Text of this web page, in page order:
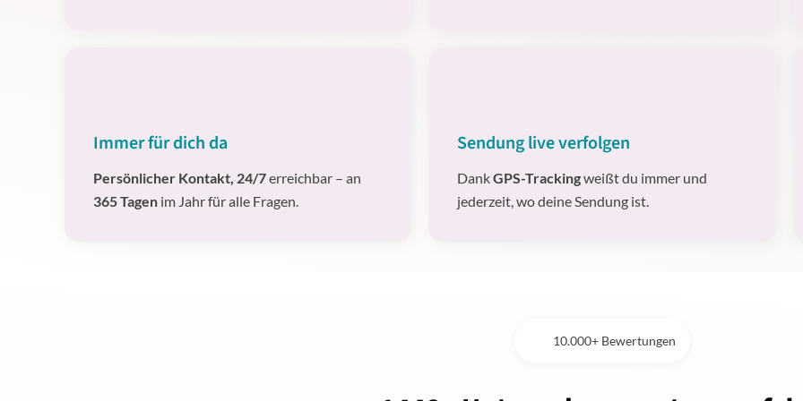
Immer für dich da
Persönlicher Kontakt, 24/7erreichbar – an
365 Tagenim Jahr für alle Fragen.
Sendung live verfolgen
DankGPS-Trackingweißt du immer und
jederzeit, wo deine Sendung ist.
10.000+ Bewertungen